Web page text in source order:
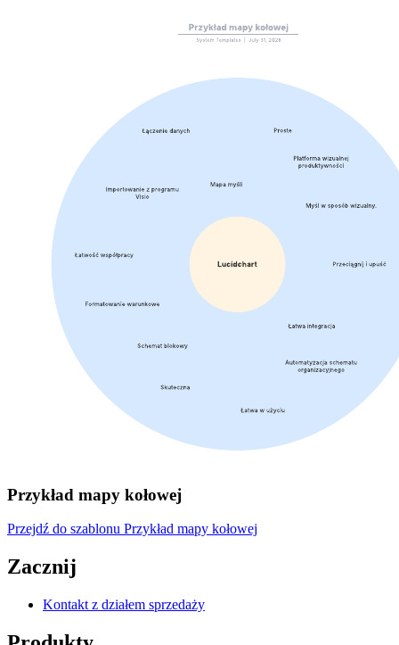
Przykład mapy kołowej
Przejdź do szablonu Przykład mapy kołowej
Zacznij
Kontakt z działem sprzedaży